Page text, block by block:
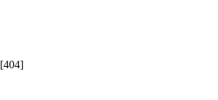
[404]